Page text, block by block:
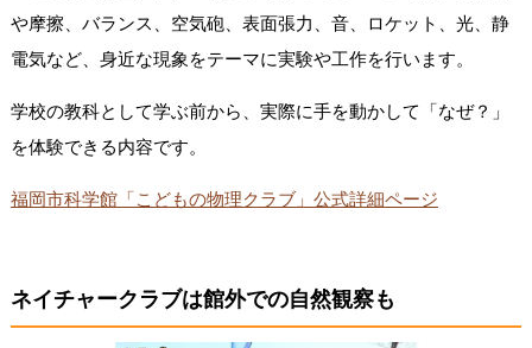
や摩擦、バランス、空気砲、表面張力、音、ロケット、光、静
電気など、身近な現象をテーマに実験や工作を行います。
学校の教科として学ぶ前から、実際に手を動かして「なぜ？」
を体験できる内容です。
福岡市科学館「こどもの物理クラブ」公式詳細ページ
ネイチャークラブは館外での自然観察も